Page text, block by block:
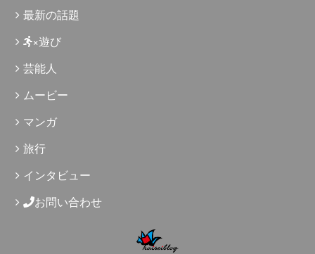
最新の話題
×遊び
芸能人
ムービー
マンガ
旅行
インタビュー
お問い合わせ